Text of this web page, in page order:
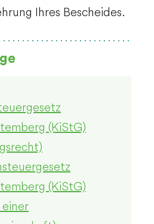
Ihres Bescheides.
(KiStG)
(KiStG)